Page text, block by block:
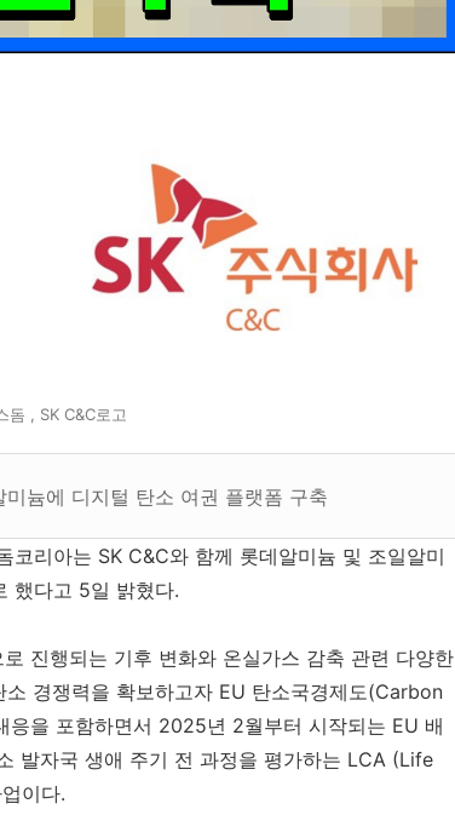
돔 , SK C&C로고
늄에 디지털 탄소 여권 플랫폼 구축
리아는 SK C&C와 함께 롯데알미늄 및 조일알미
했다고 5일 밝혔다.
진행되는 기후 변화와 온실가스 감축 관련 다양한
경쟁력을 확보하고자 EU 탄소국경제도(Carbon
을 포함하면서 2025년 2월부터 시작되는 EU 배
발자국 생애 주기 전 과정을 평가하는 LCA (Life
이다.